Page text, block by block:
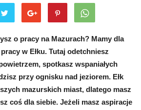
o pracy na Mazurach? Mamy dla
w Ełku. Tutaj odetchniesz
spotkasz wspaniałych
przy ognisku nad jeziorem. Ełk
mazurskich miast, dlatego masz
coś dla siebie. Jeżeli masz aspiracje